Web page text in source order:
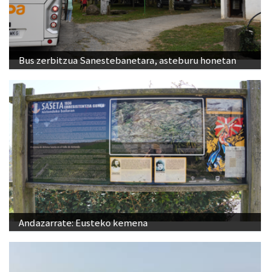
Bus zerbitzua Sanestebanetara, asteburu honetan
Andazarrate: Eusteko kemena